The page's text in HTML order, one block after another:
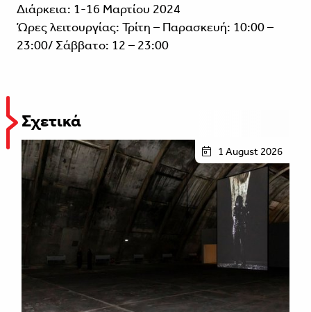
Διάρκεια: 1-16 Μαρτίου 2024
Ώρες λειτουργίας: Τρίτη – Παρασκευή: 10:00 –
23:00/ Σάββατο: 12 – 23:00
Σχετικά
1 August 2026